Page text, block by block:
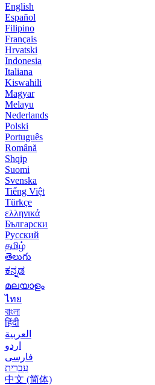
English
Español
Filipino
Français
Hrvatski
Indonesia
Italiana
Kiswahili
Magyar
Melayu
Nederlands
Polski
Português
Română
Shqip
Suomi
Svenska
Tiếng Việt
Türkçe
ελληνικά
Български
Русский
தமிழ்
తెలుగు
ಕನ್ನಡ
മലയാളം
ไทย
বাংলা
हिंदी
العربية
اردو
فارسی
עִברִית
中文 (简体)